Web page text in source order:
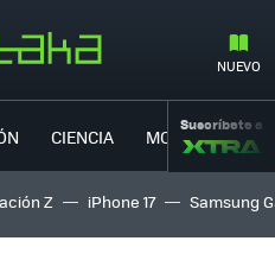
NUEVO
CIENCIA MOVILIDAD
Suscríbete a
Z iPhone 17 Samsung